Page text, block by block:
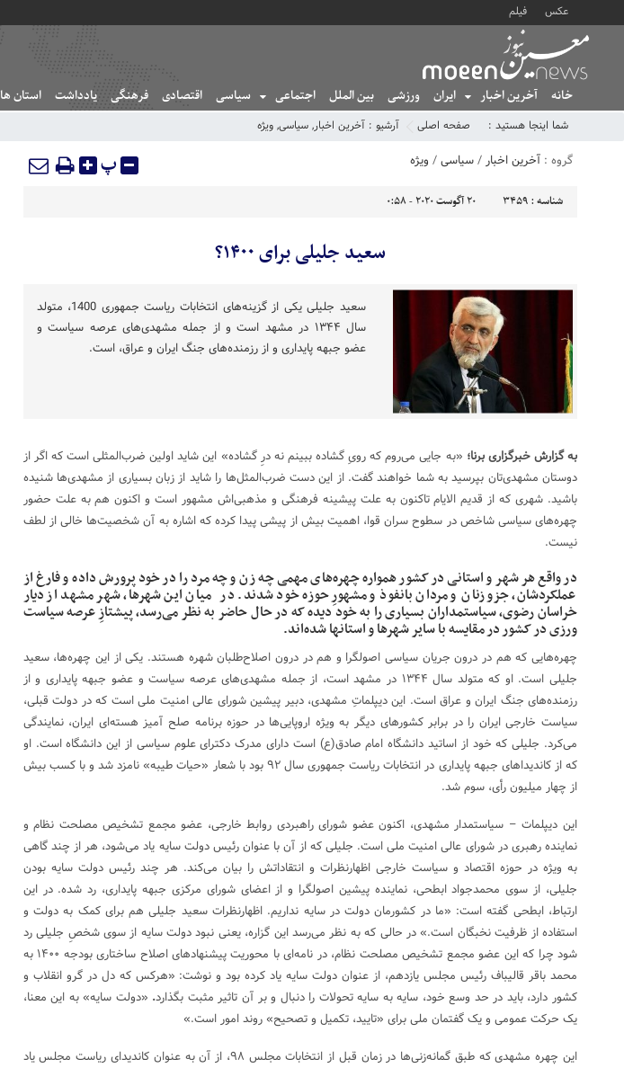
عکس فیلم
خانه آخرین اخبار ایران ورزشی بین الملل اجتماعی سیاسی اقتصادی فرهنگی یادداشت استان ها
شما اینجا هستید : صفحه اصلی آرشیو : آخرین اخبار, سیاسی, ویژه
گروه : آخرین اخبار/سیاسی/ ویژه پ
شناسه : 3459 20 آگوست 2020 - 0:58
سعید جلیلی برای ۱۴۰۰؟
سعید جلیلی یکی از گزینه‌های انتخابات ریاست جمهوری 1400، متولد
سال ۱۳۴۴ در مشهد است و از جمله مشهدی‌های عرصه سیاست و
عضو جبهه پایداری و از رزمنده‌های جنگ ایران و عراق، است.
به گزارش خبرگزاری برنا؛ «به جایی می‌روم که رویِ گشاده ببینم نه درِ گشاده» این شاید اولین ضرب‌المثلی است که اگر از
دوستان مشهدی‌تان بپرسید به شما خواهند گفت. از این دست ضرب‌المثل‌ها را شاید از زبان بسیاری از مشهدی‌ها شنیده
باشید. شهری که از قدیم الایام تاکنون به علت پیشینه فرهنگی و مذهبی‌اش مشهور است و اکنون هم به علت حضور
چهره‌های سیاسی شاخص در سطوح سران قوا، اهمیت بیش از پیشی پیدا کرده که اشاره به آن شخصیت‌ها خالی از لطف
نیست.
در واقع هر شهر و استانی در کشور همواره چهره‌های مهمی چه زن و چه مرد را در خود پرورش داده و فارغ از
عملکردشان، جزو زنان و مردان بانفوذ و مشهورِ حوزه خود شدند. در میان این شهرها، شهر مشهد از دیار
خراسان رضوی، سیاستمداران بسیاری را به خود دیده که در حال حاضر به نظر می‌رسد، پیشتازِ عرصه سیاست
ورزی در کشور در مقایسه با سایر شهرها و استانها شده‌اند.
چهره‌هایی که هم در درون جریان سیاسی اصولگرا و هم در درون اصلاح‌طلبان شهره هستند. یکی از این چهره‌ها، سعید
جلیلی است. او که متولد سال ۱۳۴۴ در مشهد است، از جمله مشهدی‌های عرصه سیاست و عضو جبهه پایداری و از
رزمنده‌های جنگ ایران و عراق است. این دیپلماتِ مشهدی، دبیر پیشین شورای عالی امنیت ملی است که در دولت قبلی،
سیاست خارجی ایران را در برابر کشورهای دیگر به ویژه اروپایی‌ها در حوزه برنامه صلح آمیز هسته‌ای ایران، نمایندگی
می‌کرد. جلیلی که خود از اساتید دانشگاه امام صادق(ع) است دارای مدرک دکترای علوم سیاسی از این دانشگاه است. او
که از کاندیداهای جبهه پایداری در انتخابات ریاست جمهوری سال ۹۲ بود با شعار «حیات طیبه» نامزد شد و با کسب بیش
از چهار میلیون رأی، سوم شد.
این دیپلمات – سیاستمدار مشهدی، اکنون عضو شورای راهبردی روابط خارجی، عضو مجمع تشخیص مصلحت نظام و
نماینده رهبری در شورای عالی امنیت ملی است. جلیلی که از آن با عنوان رئیس دولت سایه یاد می‎‌شود، هر از چند گاهی
به ویژه در حوزه اقتصاد و سیاست خارجی اظهارنظرات و انتقاداتش را بیان می‌کند. هر چند رئیس دولت سایه بودن
جلیلی، از سوی محمدجواد ابطحی، نماینده پیشین اصولگرا و از اعضای شورای مرکزی جبهه پایداری، رد شده. در این
ارتباط، ابطحی گفته است: «ما در کشورمان دولت در سایه نداریم. اظهارنظرات سعید جلیلی هم برای کمک به دولت و
استفاده از ظرفیت نخبگان است.» در حالی که به نظر می‌رسد این گزاره، یعنی نبود دولت سایه از سوی شخصِ جلیلی رد
شود چرا که این عضو مجمع تشخیص مصلحت نظام، در نامه‌ای با محوریت پیشنهادهای اصلاح ساختاری بودجه ۱۴۰۰ به
محمد باقر قالیباف رئیس مجلس یازدهم، از عنوان دولت سایه یاد کرده بود و نوشت: «هرکس که دل در گرو انقلاب و
کشور دارد، باید در حد وسع خود، سایه به سایه تحولات را دنبال و بر آن تاثیر مثبت بگذارد. «دولت سایه» به این معنا،
یک حرکت عمومی و یک گفتمان ملی برای «تایید، تکمیل و تصحیح» روند امور است.»
این چهره مشهدی که طبق گمانه‌زنی‌ها در زمان قبل از انتخابات مجلس ۹۸، از آن به عنوان کاندیدای ریاست مجلس یاد